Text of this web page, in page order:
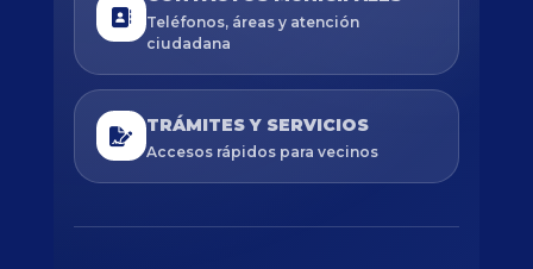
Teléfonos, áreas y atención
ciudadana
TRÁMITES Y SERVICIOS
Accesos rápidos para vecinos